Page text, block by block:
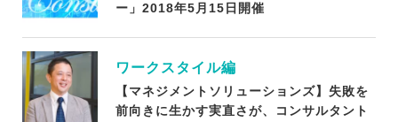
ー」2018年5月15日開催
ワークスタイル編
【マネジメントソリューションズ】失敗を
前向きに生かす実直さが、コンサルタント